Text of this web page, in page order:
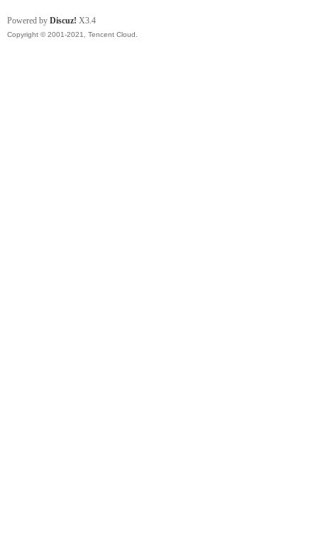
Powered by Discuz! X3.4
Copyright © 2001-2021, Tencent Cloud.